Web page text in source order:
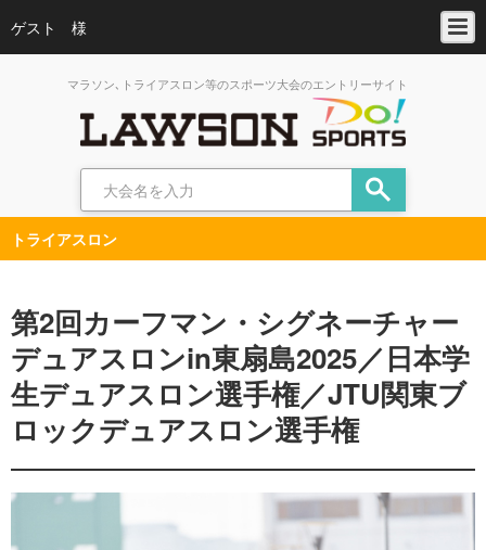
ゲスト 様
マラソン､トライアスロン等のスポーツ大会のエントリーサイト
トライアスロン
第2回カーフマン・シグネーチャー
デュアスロンin東扇島2025／日本学
生デュアスロン選手権／JTU関東ブ
ロックデュアスロン選手権